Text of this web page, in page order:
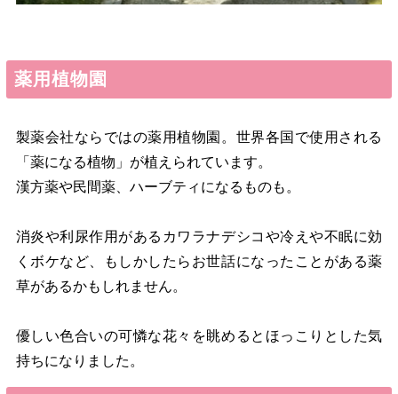
薬用植物園
製薬会社ならではの薬用植物園。世界各国で使用される
「薬になる植物」が植えられています。
漢方薬や民間薬、ハーブティになるものも。
消炎や利尿作用があるカワラナデシコや冷えや不眠に効
くボケなど、もしかしたらお世話になったことがある薬
草があるかもしれません。
優しい色合いの可憐な花々を眺めるとほっこりとした気
持ちになりました。